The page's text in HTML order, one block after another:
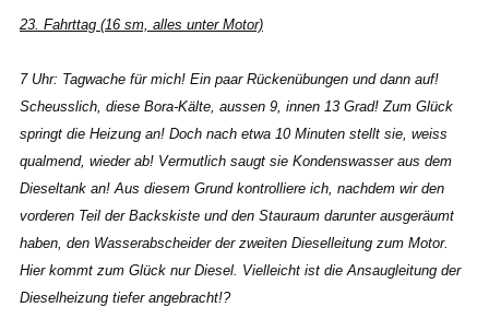
23. Fahrttag (16 sm, alles unter Motor)
7 Uhr: Tagwache für mich! Ein paar Rückenübungen und dann auf!
Scheusslich, diese Bora-Kälte, aussen 9, innen 13 Grad! Zum Glück
springt die Heizung an! Doch nach etwa 10 Minuten stellt sie, weiss
qualmend, wieder ab! Vermutlich saugt sie Kondenswasser aus dem
Dieseltank an! Aus diesem Grund kontrolliere ich, nachdem wir den
vorderen Teil der Backskiste und den Stauraum darunter ausgeräumt
haben, den Wasserabscheider der zweiten Dieselleitung zum Motor.
Hier kommt zum Glück nur Diesel. Vielleicht ist die Ansaugleitung der
Dieselheizung tiefer angebracht!?